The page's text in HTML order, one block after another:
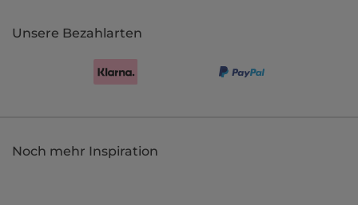
Unsere Bezahlarten
Noch mehr Inspiration